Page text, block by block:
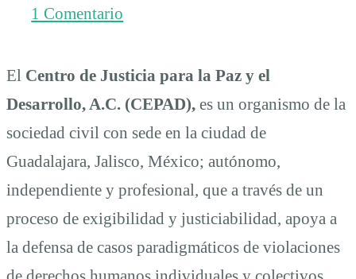
1 Comentario
El Centro de Justicia para la Paz y el
Desarrollo, A.C. (CEPAD), es un organismo de la
sociedad civil con sede en la ciudad de
Guadalajara, Jalisco, México; autónomo,
independiente y profesional, que a través de un
proceso de exigibilidad y justiciabilidad, apoya a
la defensa de casos paradigmáticos de violaciones